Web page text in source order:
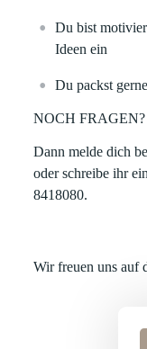
Du bist
Ideen ein
Du packst
NOCH FRAGEN?
Dann melde dich
oder schreibe ihr
8418080.
Wir freuen uns auf